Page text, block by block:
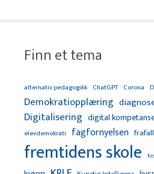
Finn et tema
alternativ pedagogikk ChatGPT Corona
Demokratiopplæring
Digitalisering digital
elevdemokrati fagfornyelsen frafall
fremtidens skole